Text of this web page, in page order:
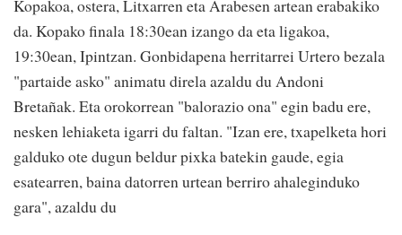
Kopakoa, ostera, Litxarren eta Arabesen artean erabakiko
da. Kopako finala 18:30ean izango da eta ligakoa,
19:30ean, Ipintzan. Gonbidapena herritarrei Urtero bezala
"partaide asko" animatu direla azaldu du Andoni
Bretañak. Eta orokorrean "balorazio ona" egin badu ere,
nesken lehiaketa igarri du faltan. "Izan ere, txapelketa hori
galduko ote dugun beldur pixka batekin gaude, egia
esatearren, baina datorren urtean berriro ahaleginduko
gara", azaldu du